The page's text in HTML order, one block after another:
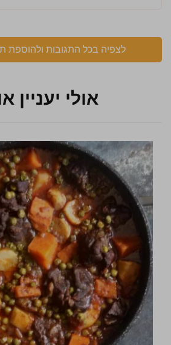
לצפיה בכל התגובות ולהוספת
אולי יעניין